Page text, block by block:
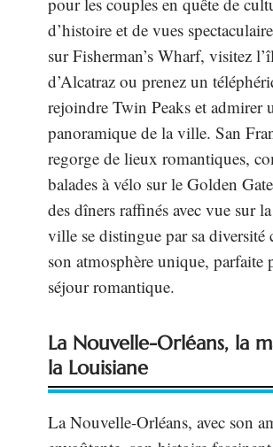
d’histoire et de vues
sur Fisherman’s Wharf, visitez
d’Alcatraz ou prenez un
rejoindre Twin Peaks et admirer
panoramique de la ville. San
regorge de lieux romantiques,
balades à vélo sur le Golden
des dîners raffinés avec vue sur
ville se distingue par sa diversité
son atmosphère unique, parfaite
séjour romantique.
La Nouvelle-Orléans, la
la Louisiane
La Nouvelle-Orléans, avec son